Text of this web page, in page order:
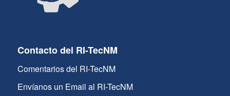
Contacto del RI-TecNM
Comentarios del RI-TecNM
Envíanos un Email al RI-TecNM